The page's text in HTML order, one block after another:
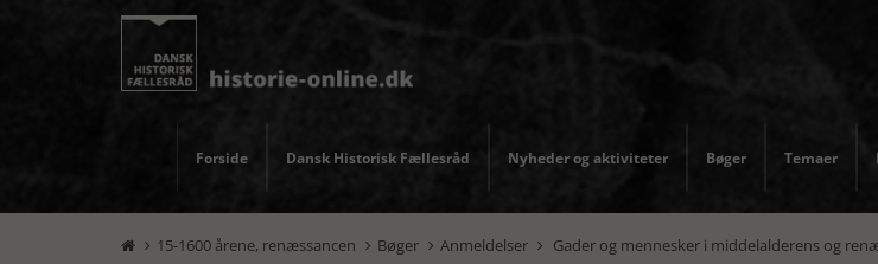
Forside Dansk Historisk Fællesråd Nyheder og aktiviteter Bøger Temaer
 15-1600 årene, renæssancen  Bøger  Anmeldelser  Gader og mennesker i middelalderens og